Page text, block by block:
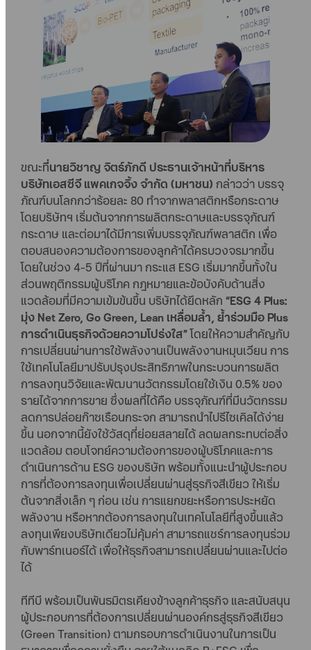
ขณะที่นายวิชาญ จิตร์ภักดี ประธานเจ้าหน้าที่บริหาร
บริษัทเอสซีจี แพคเกจจิ้ง จำกัด (มหาชน) กล่าวว่า บรรจุ
ภัณฑ์บนโลกกว่าร้อยละ 80 ทำจากพลาสติกหรือกระดาษ
โดยบริษัทฯ เริ่มต้นจากการผลิตกระดาษและบรรจุภัณฑ์
กระดาษ และต่อมาได้มีการเพิ่มบรรจุภัณฑ์พลาสติก เพื่อ
ตอบสนองความต้องการของลูกค้าได้ครบวงจรมากขึ้น
โดยในช่วง 4-5 ปีที่ผ่านมา กระแส ESG เริ่มมากขึ้นทั้งใน
ส่วนพฤติกรรมผู้บริโภค กฎหมายและข้อบังคับด้านสิ่ง
แวดล้อมที่มีความเข้มข้นขึ้น บริษัทได้ยึดหลัก “ESG 4 Plus:
มุ่ง Net Zero, Go Green, Lean เหลื่อมล้ำ, ย้ำร่วมมือ Plus
การดำเนินธุรกิจด้วยความโปร่งใส”โดยให้ความสำคัญกับ
การเปลี่ยนผ่านการใช้พลังงานเป็นพลังงานหมุนเวียน การ
ใช้เทคโนโลยีมาปรับปรุงประสิทธิภาพในกระบวนการผลิต
การลงทุนวิจัยและพัฒนานวัตกรรมโดยใช้เงิน 0.5% ของ
รายได้จากการขาย ซึ่งผลที่ได้คือ บรรจุภัณฑ์ที่มีนวัตกรรม
ลดการปล่อยก๊าซเรือนกระจก สามารถนำไปรีไซเคิลได้ง่าย
ขึ้น นอกจากนี้ยังใช้วัสดุที่ย่อยสลายได้ ลดผลกระทบต่อสิ่ง
แวดล้อม ตอบโจทย์ความต้องการของผู้บริโภคและการ
ดำเนินการด้าน ESG ของบริษัท พร้อมทั้งแนะนำผู้ประกอบ
การที่ต้องการลงทุนเพื่อเปลี่ยนผ่านสู่ธุรกิจสีเขียว ให้เริ่ม
ต้นจากสิ่งเล็ก ๆ ก่อน เช่น การแยกขยะหรือการประหยัด
พลังงาน หรือหากต้องการลงทุนในเทคโนโลยีที่สูงขึ้นแล้ว
ลงทุนเพียงบริษัทเดียวไม่คุ้มค่า สามารถแชร์การลงทุนร่วม
กับพาร์ทเนอร์ได้ เพื่อให้ธุรกิจสามารถเปลี่ยนผ่านและไปต่อ
ได้
ทีทีบี พร้อมเป็นพันธมิตรเคียงข้างลูกค้าธุรกิจ และสนับสนุน
ผู้ประกอบการที่ต้องการเปลี่ยนผ่านองค์กรสู่ธุรกิจสีเขียว
(Green Transition) ตามกรอบการดำเนินงานในการเป็น